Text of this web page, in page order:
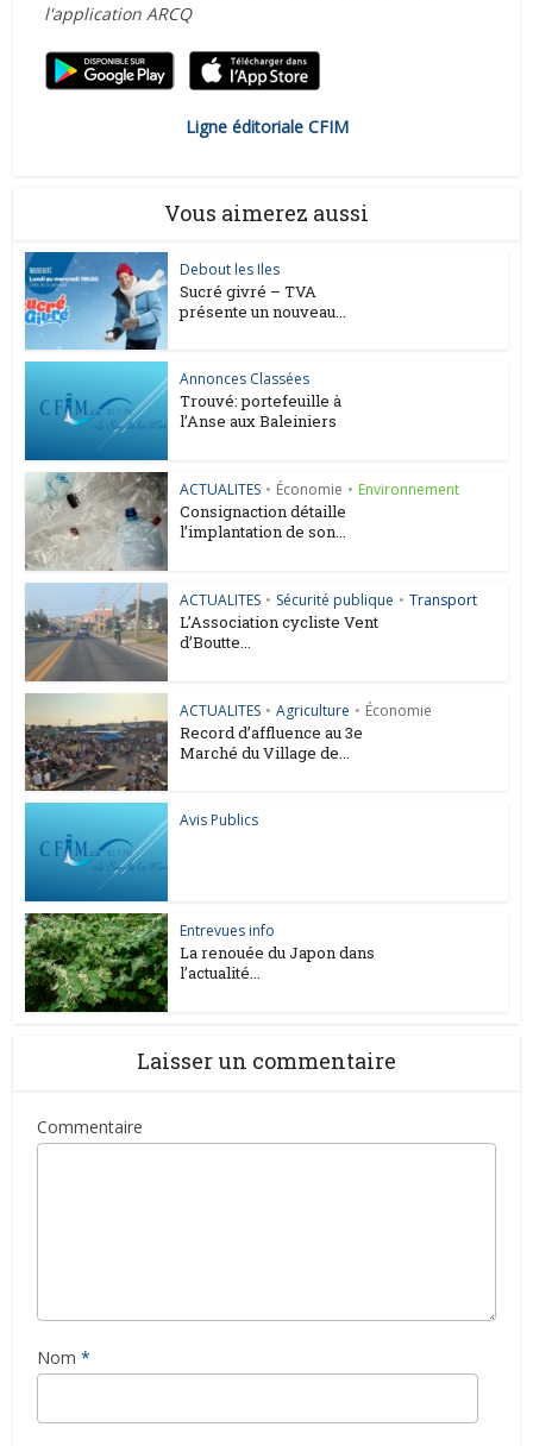
l'application ARCQ
Ligne éditoriale CFIM
Vous aimerez aussi
Debout les Iles
Sucré givré – TVA
présente un nouveau...
Annonces Classées
Trouvé: portefeuille à
l’Anse aux Baleiniers
ACTUALITES • Économie • Environnement
Consignaction détaille
l’implantation de son...
ACTUALITES • Sécurité publique • Transport
L’Association cycliste Vent
d’Boutte...
ACTUALITES • Agriculture • Économie
Record d’affluence au 3e
Marché du Village de...
Avis Publics
Entrevues info
La renouée du Japon dans
l’actualité...
Laisser un commentaire
Commentaire
Nom *